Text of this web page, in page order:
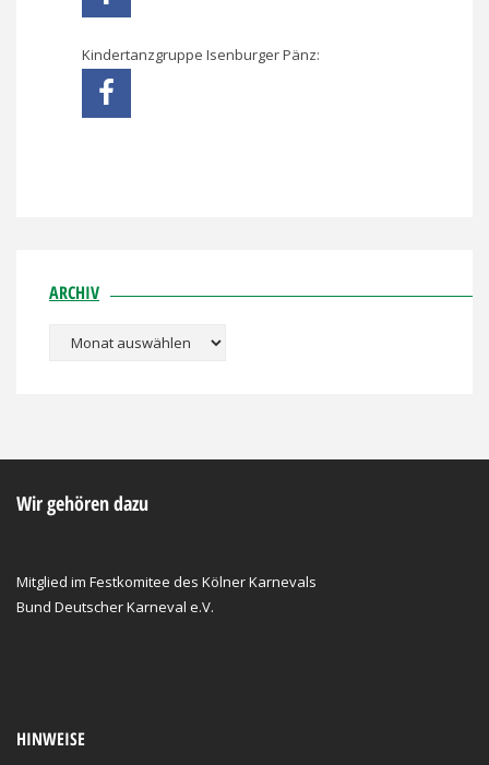
Kindertanzgruppe Isenburger Pänz:
ARCHIV
Archiv
Wir gehören dazu
Mitglied im Festkomitee des Kölner Karnevals
Bund Deutscher Karneval e.V.
HINWEISE